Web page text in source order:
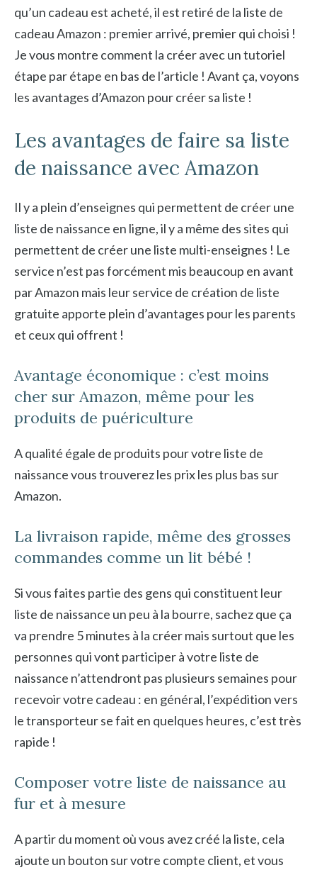
qu’un cadeau est acheté, il est retiré de la liste de
cadeau Amazon : premier arrivé, premier qui choisi !
Je vous montre comment la créer avec un tutoriel
étape par étape en bas de l’article ! Avant ça, voyons
les avantages d’Amazon pour créer sa liste !
Les avantages de faire sa liste
de naissance avec Amazon
Il y a plein d’enseignes qui permettent de créer une
liste de naissance en ligne, il y a même des sites qui
permettent de créer une liste multi-enseignes ! Le
service n’est pas forcément mis beaucoup en avant
par Amazon mais leur service de création de liste
gratuite apporte plein d’avantages pour les parents
et ceux qui offrent !
Avantage économique : c’est moins
cher sur Amazon, même pour les
produits de puériculture
A qualité égale de produits pour votre liste de
naissance vous trouverez les prix les plus bas sur
Amazon.
La livraison rapide, même des grosses
commandes comme un lit bébé !
Si vous faites partie des gens qui constituent leur
liste de naissance un peu à la bourre, sachez que ça
va prendre 5 minutes à la créer mais surtout que les
personnes qui vont participer à votre liste de
naissance n’attendront pas plusieurs semaines pour
recevoir votre cadeau : en général, l’expédition vers
le transporteur se fait en quelques heures, c’est très
rapide !
Composer votre liste de naissance au
fur et à mesure
A partir du moment où vous avez créé la liste, cela
ajoute un bouton sur votre compte client, et vous